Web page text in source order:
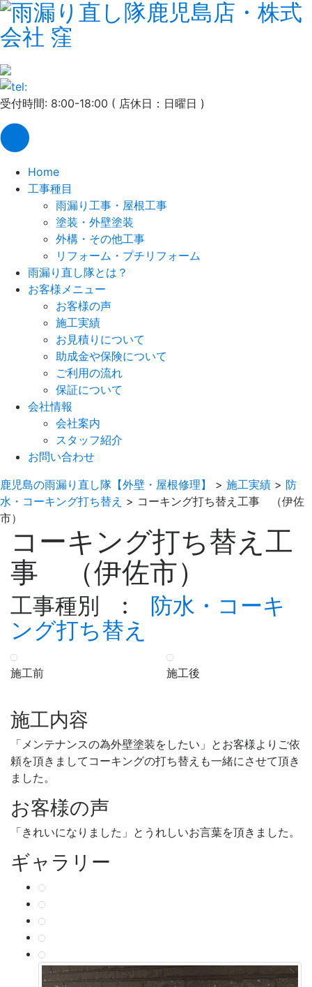
受付時間: 8:00-18:00 ( 店休日：日曜日 )
Home
工事種目
雨漏り工事・屋根工事
塗装・外壁塗装
外構・その他工事
リフォーム・プチリフォーム
雨漏り直し隊とは？
お客様メニュー
お客様の声
施工実績
お見積りについて
助成金や保険について
ご利用の流れ
保証について
会社情報
会社案内
スタッフ紹介
お問い合わせ
鹿児島の雨漏り直し隊【外壁・屋根修理】
> 施工実績 > 防
水・コーキング打ち替え > コーキング打ち替え工事 （伊佐
市）
コーキング打ち替え工
事 （伊佐市）
工事種別 : 防水・コーキ
ング打ち替え
施工前 施工後
施工内容
「メンテナンスの為外壁塗装をしたい」とお客様よりご依
頼を頂きましてコーキングの打ち替えも一緒にさせて頂き
ました。
お客様の声
「きれいになりました」とうれしいお言葉を頂きました。
ギャラリー